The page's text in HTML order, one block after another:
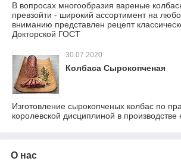
В вопросах многообразия вареные
превзойти - широкий ассортимент на
вниманию представлен рецепт
Докторской ГОСТ
30.07.2020
Колбаса Сырокопченая
Изготовление сырокопченых колбас по
королевской дисциплиной в производстве
О нас